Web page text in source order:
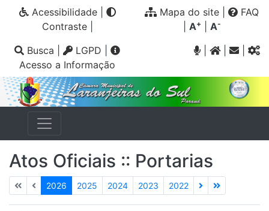
Acessibilidade|
Contraste|
Mapa do site
FAQ
A+ A-
Busca LGPD
Acesso a Informação
|
Atos Oficiais :: Portarias
2026 2025 2024 2023 2022